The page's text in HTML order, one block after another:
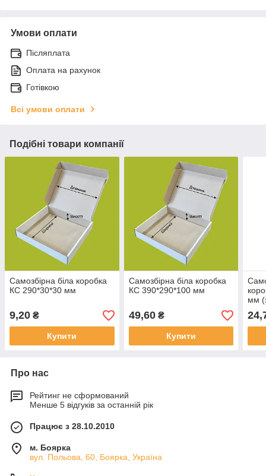
Умови оплати
Післяплата
Оплата на рахунок
Готівкою
Всі умови оплати
Подібні товари компанії
Самозбірна біла коробка
КС 290*30*30 мм
9,20 ₴
Купити
Самозбірна біла коробка
КС 390*290*100 мм
49,60₴
Купити
мм
Про нас
Рейтинг не сформований
Менше 5 відгуків за останній рік
Працює з 28.10.2010
м. Боярка
вул. Польова, 60, Боярка, Україна